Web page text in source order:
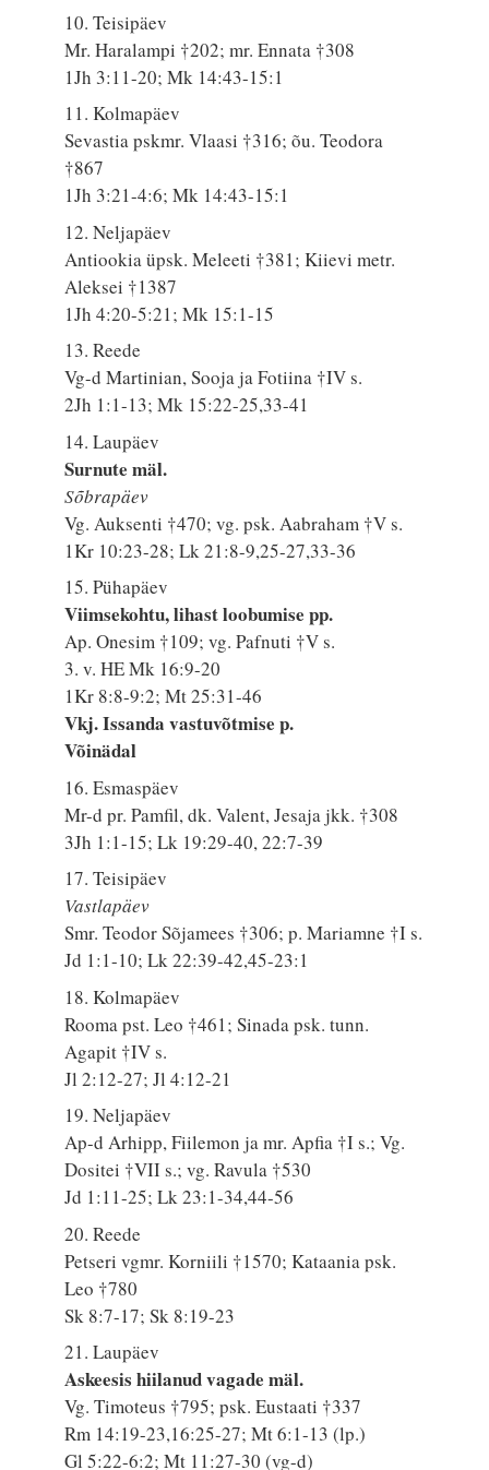
10. Teisipäev
Mr. Haralampi †202; mr. Ennata †308
1Jh 3:11-20; Mk 14:43-15:1
11. Kolmapäev
Sevastia pskmr. Vlaasi †316; õu. Teodora
†867
1Jh 3:21-4:6; Mk 14:43-15:1
12. Neljapäev
Antiookia üpsk. Meleeti †381; Kiievi metr.
Aleksei †1387
1Jh 4:20-5:21; Mk 15:1-15
13. Reede
Vg-d Martinian, Sooja ja Fotiina †IV s.
2Jh 1:1-13; Mk 15:22-25,33-41
14. Laupäev
Surnute mäl.
Sõbrapäev
Vg. Auksenti †470; vg. psk. Aabraham †V s.
1Kr 10:23-28; Lk 21:8-9,25-27,33-36
15. Pühapäev
Viimsekohtu, lihast loobumise pp.
Ap. Onesim †109; vg. Pafnuti †V s.
3. v. HE Mk 16:9-20
1Kr 8:8-9:2; Mt 25:31-46
Vkj. Issanda vastuvõtmise p.
Võinädal
16. Esmaspäev
Mr-d pr. Pamfil, dk. Valent, Jesaja jkk. †308
3Jh 1:1-15; Lk 19:29-40, 22:7-39
17. Teisipäev
Vastlapäev
Smr. Teodor Sõjamees †306; p. Mariamne †I s.
Jd 1:1-10; Lk 22:39-42,45-23:1
18. Kolmapäev
Rooma pst. Leo †461; Sinada psk. tunn.
Agapit †IV s.
Jl 2:12-27; Jl 4:12-21
19. Neljapäev
Ap-d Arhipp, Fiilemon ja mr. Apfia †I s.; Vg.
Dositei †VII s.; vg. Ravula †530
Jd 1:11-25; Lk 23:1-34,44-56
20. Reede
Petseri vgmr. Korniili †1570; Kataania psk.
Leo †780
Sk 8:7-17; Sk 8:19-23
21. Laupäev
Askeesis hiilanud vagade mäl.
Vg. Timoteus †795; psk. Eustaati †337
Rm 14:19-23,16:25-27; Mt 6:1-13 (lp.)
Gl 5:22-6:2; Mt 11:27-30 (vg-d)